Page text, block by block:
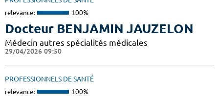
relevance: 100%
Docteur BENJAMIN JAUZELON
Médecin autres spécialités médicales
29/04/2026 09:50
PROFESSIONNELS DE SANTÉ
relevance: 100%